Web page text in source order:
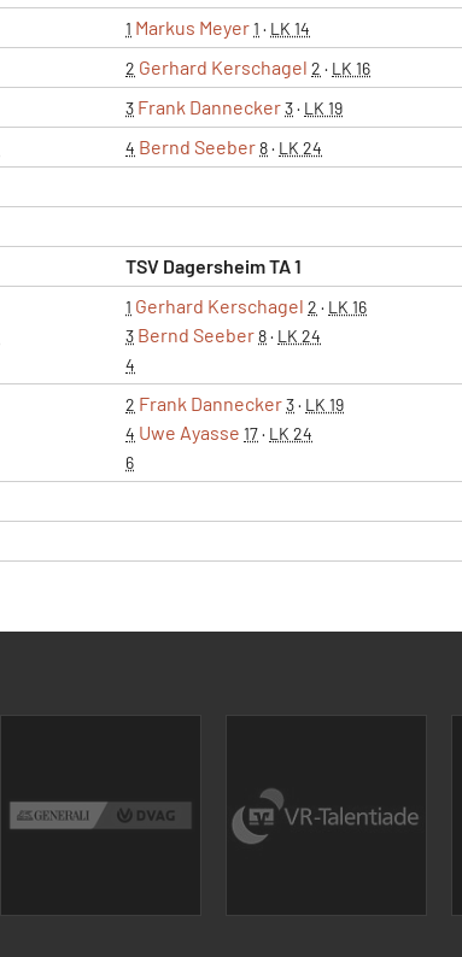
1 Markus Meyer1 · LK 14
2 Gerhard Kerschagel 2 · LK 16
3 Frank Dannecker3· LK 19
4 Bernd Seeber8· LK 24
TSV Dagersheim TA 1
1 Gerhard Kerschagel 2 · LK 16
3 Bernd Seeber8· LK 24
4
2 Frank Dannecker3· LK 19
4 Uwe Ayasse 17· LK 24
6